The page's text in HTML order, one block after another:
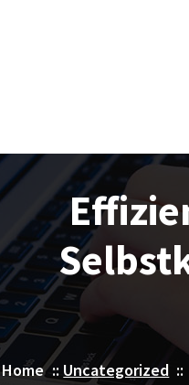
Home :: Uncategorized ::